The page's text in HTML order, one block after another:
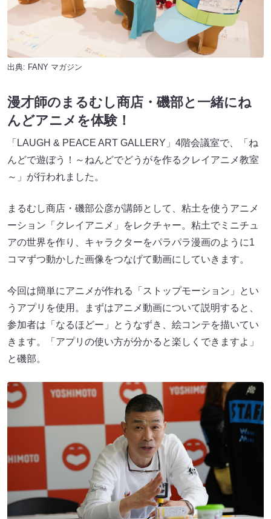
出典: FANY マガジン
漫才師のまるむし商店・磯部と一緒にね
んどアニメを体験！
「LAUGH & PEACE ART GALLERY」4階会議室で、「ね
んどで遊ぼう！～ねんどでどうがを作るクレイアニメ教室
～」が行われました。
まるむし商店・磯部公彦が講師として、粘土を使うアニメ
ーション「クレイアニメ」をレクチャー。粘土でミニチュ
アの世界を作り、キャラクターをパラパラ漫画のように1
コマずつ動かした画像をつなげて動画にしていきます。
今回は簡単にアニメが作れる「ストップモーション」とい
うアプリを使用。まずはアニメ動画について説明すると、
参加者は「なるほどー」とうなずき、絵コンテを描いてい
きます。「アプリの使い方が分かると楽しくできますよ」
と磯部。